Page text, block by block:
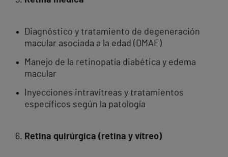
Diagnóstico y tratamiento de degeneración
macular asociada a la edad (DMAE)
Manejo de la retinopatía diabética y edema
macular
Inyecciones intravítreas y tratamientos
específicos según la patología
Retina quirúrgica (retina y vítreo)